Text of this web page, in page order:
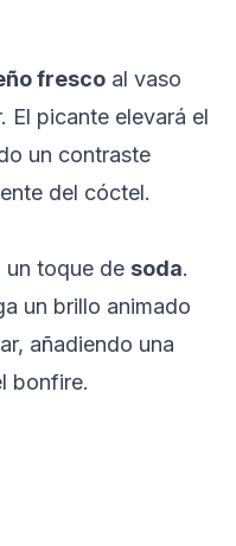
fresco al vaso
El picante elevará el
un contraste
del cóctel.
toque de soda.
un brillo animado
añadiendo una
bonfire.